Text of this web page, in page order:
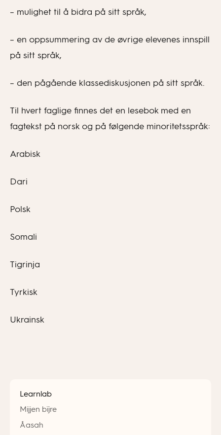
– mulighet til å bidra på sitt språk,
– en oppsummering av de øvrige elevenes innspill
på sitt språk,
– den pågående klassediskusjonen på sitt språk.
Til hvert faglige finnes det en lesebok med en
fagtekst på norsk og på følgende minoritetsspråk:
Arabisk
Dari
Polsk
Somali
Tigrinja
Tyrkisk
Ukrainsk
Learnlab
Mijjen bïjre
Åasah